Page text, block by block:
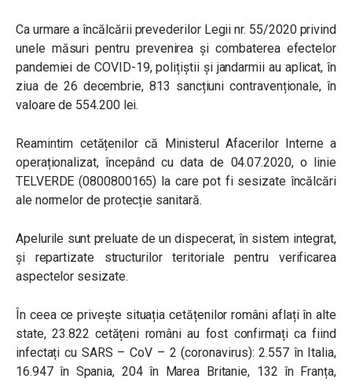
Ca urmare a încălcării prevederilor Legii nr. 55/2020 privind
unele măsuri pentru prevenirea și combaterea efectelor
pandemiei de COVID-19, polițiștii și jandarmii au aplicat, în
ziua de 26 decembrie, 813 sancțiuni contravenționale, în
valoare de 554.200 lei.
Reamintim cetățenilor că Ministerul Afacerilor Interne a
operaționalizat, începând cu data de 04.07.2020, o linie
TELVERDE (0800800165) la care pot fi sesizate încălcări
ale normelor de protecție sanitară.
Apelurile sunt preluate de un dispecerat, în sistem integrat,
și repartizate structurilor teritoriale pentru verificarea
aspectelor sesizate.
În ceea ce privește situația cetățenilor români aflați în alte
state, 23.822 cetățeni români au fost confirmați ca fiind
infectați cu SARS – CoV – 2 (coronavirus): 2.557 în Italia,
16.947 în Spania, 204 în Marea Britanie, 132 în Franța,